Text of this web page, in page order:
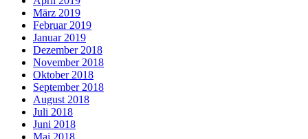
März 2019
Februar 2019
Januar 2019
Dezember 2018
November 2018
Oktober 2018
September 2018
August 2018
Juli 2018
Juni 2018
Mai 2018